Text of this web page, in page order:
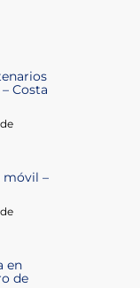
Costa
móvil –
en
de